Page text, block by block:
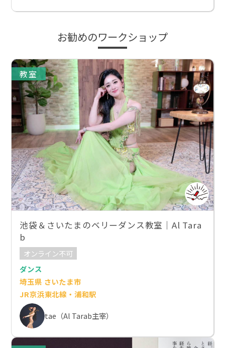
お勧めのワークショップ
教室
池袋＆さいたまのベリーダンス教室｜Al Tara
b
オンライン不可
ダンス
埼玉県 さいたま市
JR京浜東北線・浦和駅
tae（Al Tarab主宰）